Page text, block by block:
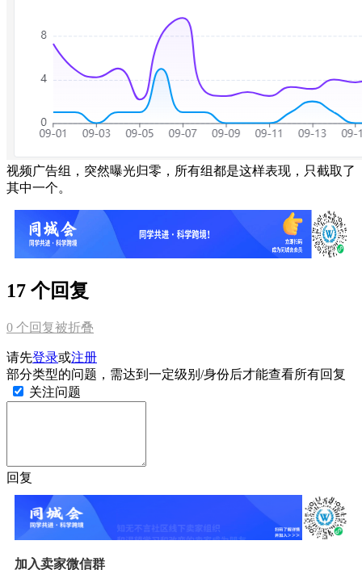
视频广告组，突然曝光归零，所有组都是这样表现，只截取了
其中一个。
17 个回复
0 个回复被折叠
请先登录或注册
部分类型的问题，需达到一定级别/身份后才能查看所有回复
关注问题
回复
加入卖家微信群